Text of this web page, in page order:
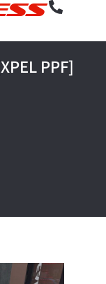
PPF]